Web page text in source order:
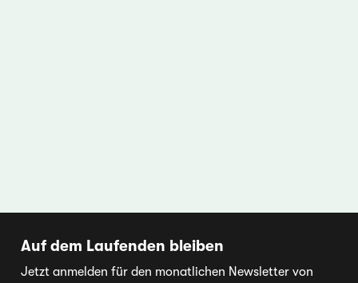
Auf dem Laufenden bleiben
Jetzt anmelden für den monatlichen Newsletter von